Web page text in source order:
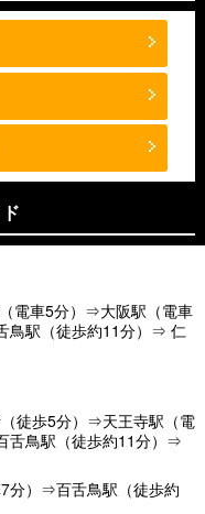
電車5分）⇒大阪駅（電車
鳥駅（徒歩約11分）⇒ 仁
徒歩5分）⇒天王寺駅（電
舌鳥駅（徒歩約11分）⇒
分）⇒百舌鳥駅（徒歩約